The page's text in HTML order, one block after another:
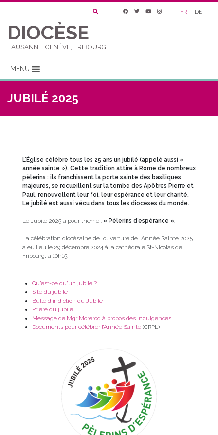
FR DE
DIOCÈSE
LAUSANNE, GENÈVE, FRIBOURG
MENU
JUBILÉ 2025
L’Église célèbre tous les 25 ans un jubilé (appelé aussi «
année sainte »). Cette tradition attire à Rome de nombreux
pèlerins : ils franchissent la porte sainte des basiliques
majeures, se recueillent sur la tombe des Apôtres Pierre et
Paul, renouvellent leur foi, leur espérance et leur charité.
Le jubilé est aussi vécu dans tous les diocèses du monde.
Le Jubilé 2025 a pour thème : « Pèlerins d’espérance ».
La célébration diocésaine de l’ouverture de l’Année Sainte 2025
a eu lieu le 29 décembre 2024 à la cathédrale St-Nicolas de
Fribourg, à 10h15.
Qu’est-ce qu’un jubilé ?
Site du jubilé
Bulle d’indiction du Jubilé
Prière du jubilé
Message de Mgr Morerod à propos des indulgences
Documents pour célébrer l’Année Sainte(CRPL)